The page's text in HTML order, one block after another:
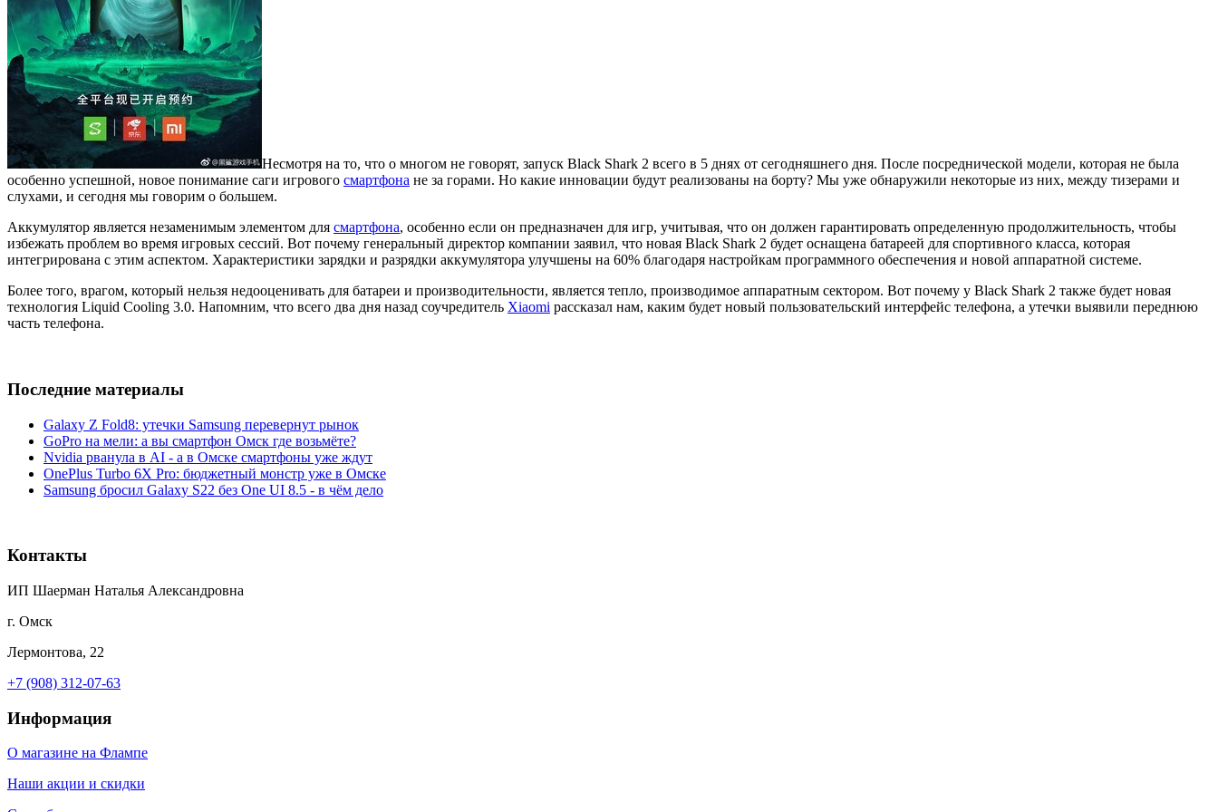
Несмотря на то, что о многом не говорят, запуск Black Shark 2 всего в 5 днях от сегодняшнего дня. После посреднической модели, которая не была
особенно успешной, новое понимание саги игрового смартфона не за горами. Но какие инновации будут реализованы на борту? Мы уже обнаружили некоторые из них, между тизерами и
слухами, и сегодня мы говорим о большем.
Аккумулятор является незаменимым элементом для смартфона, особенно если он предназначен для игр, учитывая, что он должен гарантировать определенную продолжительность, чтобы
избежать проблем во время игровых сессий. Вот почему генеральный директор компании заявил, что новая Black Shark 2 будет оснащена батареей для спортивного класса, которая
интегрирована с этим аспектом. Характеристики зарядки и разрядки аккумулятора улучшены на 60% благодаря настройкам программного обеспечения и новой аппаратной системе.
Более того, врагом, который нельзя недооценивать для батареи и производительности, является тепло, производимое аппаратным сектором. Вот почему у Black Shark 2 также будет новая
технология Liquid Cooling 3.0. Напомним, что всего два дня назад соучредитель Xiaomi рассказал нам, каким будет новый пользовательский интерфейс телефона, а утечки выявили переднюю
часть телефона.
Последние материалы
Galaxy Z Fold8: утечки Samsung перевернут рынок
GoPro на мели: а вы смартфон Омск где возьмёте?
Nvidia рванула в AI - а в Омске смартфоны уже ждут
OnePlus Turbo 6X Pro: бюджетный монстр уже в Омске
Samsung бросил Galaxy S22 без One UI 8.5 - в чём дело
Контакты
ИП Шаерман Наталья Александровна
г. Омск
Лермонтова, 22
+7 (908) 312-07-63
Информация
О магазине на Флампе
Наши акции и скидки